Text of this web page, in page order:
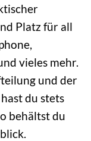
Platz für all
vieles mehr.
und der
du stets
behältst du